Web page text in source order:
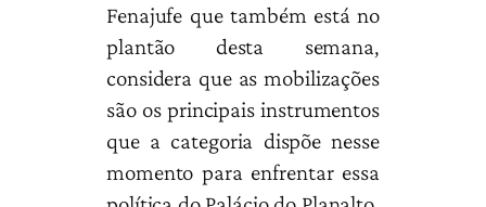
Fenajufe que também está no
plantão desta semana,
considera que as mobilizações
são os principais instrumentos
que a categoria dispõe nesse
momento para enfrentar essa